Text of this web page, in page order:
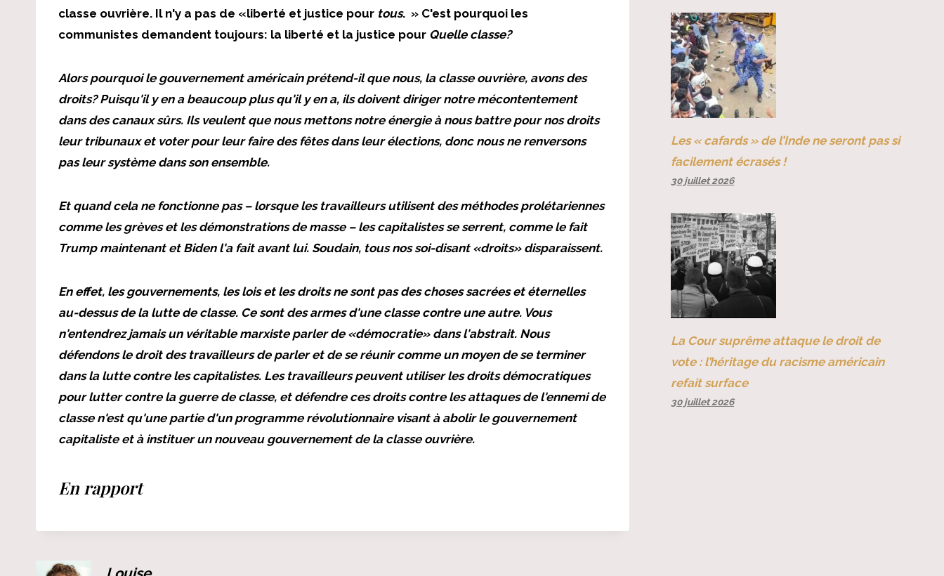
classe ouvrière. Il n'y a pas de «liberté et justice pour tous. » C'est pourquoi les
communistes demandent toujours: la liberté et la justice pour Quelle classe?
Alors pourquoi le gouvernement américain prétend-il que nous, la classe ouvrière, avons des
droits? Puisqu'il y en a beaucoup plus qu'il y en a, ils doivent diriger notre mécontentement
dans des canaux sûrs. Ils veulent que nous mettons notre énergie à nous battre pour nos droits
leurtribunaux et voter pourleurfaire des fêtes dansleurélections, donc nous ne renversons
pasleursystème dans son ensemble.
Et quand cela ne fonctionne pas – lorsque les travailleurs utilisent des méthodes prolétariennes
comme les grèves et les démonstrations de masse – les capitalistes se serrent, comme le fait
Trump maintenant et Biden l'a fait avant lui. Soudain, tous nos soi-disant «droits» disparaissent.
En effet, les gouvernements, les lois et les droits ne sont pas des choses sacrées et éternelles
au-dessus de la lutte de classe. Ce sont des armes d'une classe contre une autre. Vous
n'entendrez jamais un véritable marxiste parler de «démocratie» dans l'abstrait. Nous
défendons le droit des travailleurs de parler et de se réunir comme un moyen de se terminer
dans la lutte contre les capitalistes. Les travailleurs peuvent utiliser les droits démocratiques
pour lutter contre la guerre de classe, et défendre ces droits contre les attaques de l'ennemi de
classe n'est qu'une partie d'un programme révolutionnaire visant à abolir le gouvernement
capitaliste et à instituer un nouveau gouvernement de la classe ouvrière.
En rapport
Les « cafards » de l’Inde ne seront pas si
facilement écrasés !
30 juillet 2026
La Cour suprême attaque le droit de
vote : l’héritage du racisme américain
refait surface
30 juillet 2026